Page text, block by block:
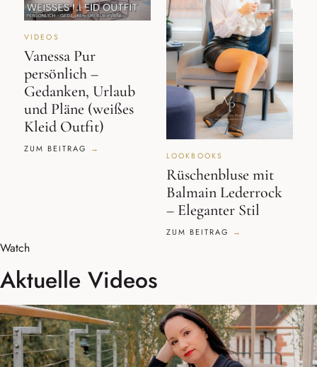
VIDEOS
Vanessa Pur
persönlich –
Gedanken, Urlaub
und Pläne (weißes
Kleid Outfit)
ZUM BEITRAG
LOOKBOOKS
Rüschenbluse mit
Balmain Lederrock
– Eleganter Stil
ZUM BEITRAG
Watch
Aktuelle Videos